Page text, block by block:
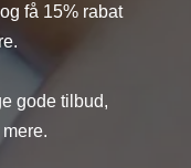
få 15% rabat
gode tilbud,